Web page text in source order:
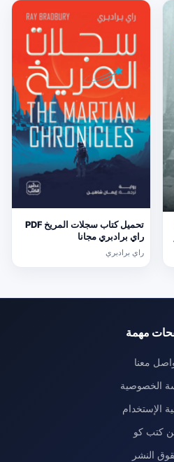
تحميل كتاب سجلات المريخ PDF
راي برادبري مجانا
راي برادبري
مهمة
معنا
الخصوصية
الإستخدام
كتب كو
النشر